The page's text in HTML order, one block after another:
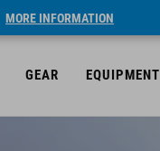
MORE INFORMATION
GEAR EQUIPMENT